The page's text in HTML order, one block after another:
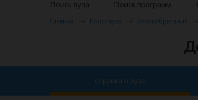
Поиск вуза Поиск программ
Главная Поиск вуза Великобритания
Справка о вузе